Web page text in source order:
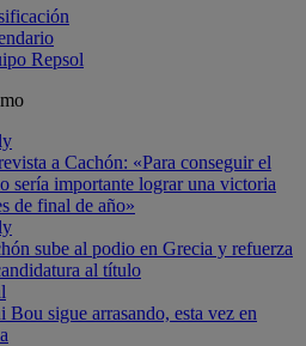
Repsol
a Cachón: «Para conseguir el
sería importante lograr una victoria
de final de año»
sube al podio en Grecia y refuerza
al título
Bou sigue arrasando, esta vez en